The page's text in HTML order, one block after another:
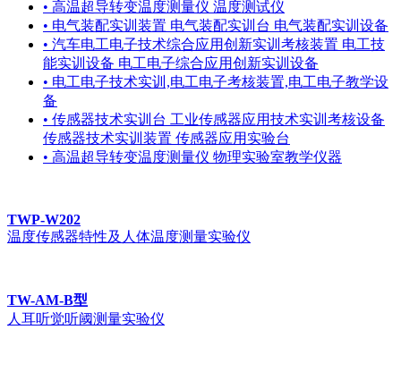
• 高温超导转变温度测量仪 温度测试仪
• 电气装配实训装置 电气装配实训台 电气装配实训设备
• 汽车电工电子技术综合应用创新实训考核装置 电工技
能实训设备 电工电子综合应用创新实训设备
• 电工电子技术实训,电工电子考核装置,电工电子教学设
备
• 传感器技术实训台 工业传感器应用技术实训考核设备
传感器技术实训装置 传感器应用实验台
• 高温超导转变温度测量仪 物理实验室教学仪器
TWP-W202
温度传感器特性及人体温度测量实验仪
TW-AM-B型
人耳听觉听阈测量实验仪